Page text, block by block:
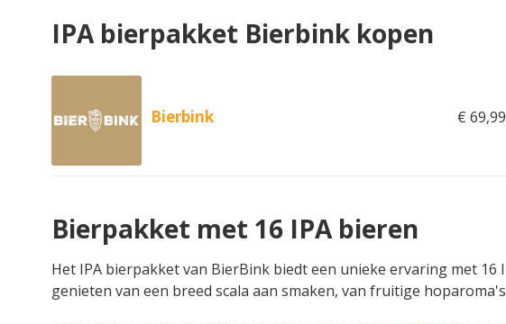
IPA bierpakket Bierbink kopen
Bierbink € 69,99
Bierpakket met 16 IPA bieren
Het IPA bierpakket van BierBink biedt een unieke ervaring met 16
genieten van een breed scala aan smaken, van fruitige